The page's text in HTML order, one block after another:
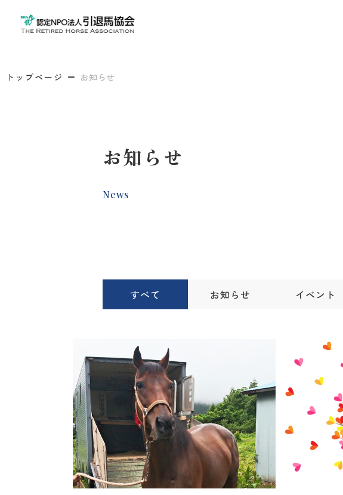
トップページ お知らせ
お知らせ
News
すべて お知らせ イベント